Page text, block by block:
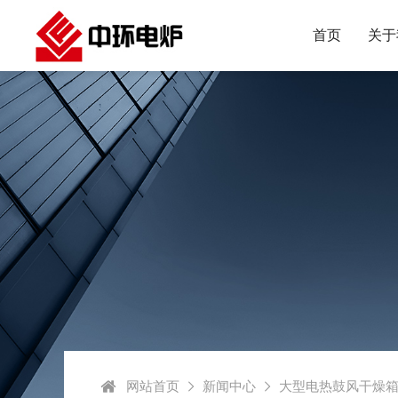
首页 关
网站首页 新闻中心 大型电热鼓风干燥